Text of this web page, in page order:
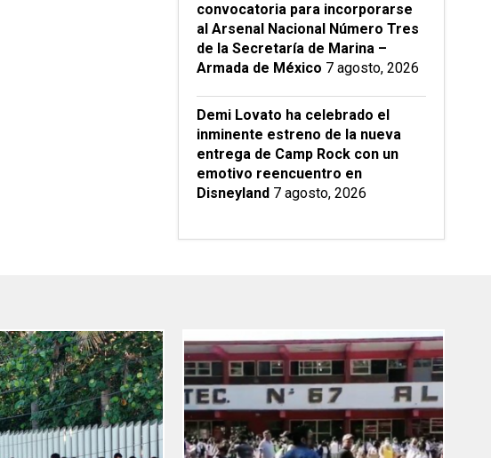
convocatoria para incorporarse
al Arsenal Nacional Número Tres
de la Secretaría de Marina –
Armada de México 7 agosto, 2026
Demi Lovato ha celebrado el
inminente estreno de la nueva
entrega de Camp Rock con un
emotivo reencuentro en
Disneyland 7 agosto, 2026